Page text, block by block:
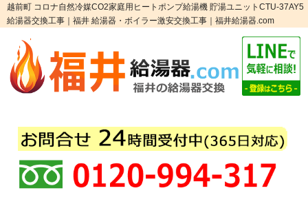
越前町 コロナ自然冷媒CO2家庭用ヒートポンプ給湯機 貯湯ユニットCTU-37AY5
給湯器交換工事｜福井 給湯器・ボイラー激安交換工事｜福井給湯器.com